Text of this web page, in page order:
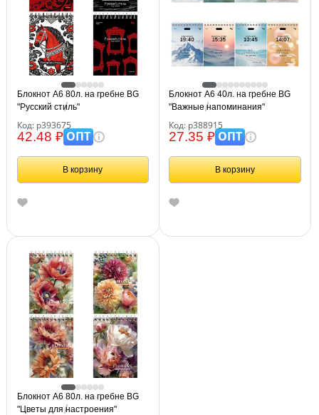
Блокнот А6 80л. на гребне BG
"Русский стиль"
Код: р393675
42.48 ₽ОПТ
В корзину
Блокнот А6 40л. на гребне BG
"Важные напоминания"
Код: р388915
27.35 ₽ОПТ
В корзину
Блокнот А6 80л. на гребне BG
"Цветы для настроения"